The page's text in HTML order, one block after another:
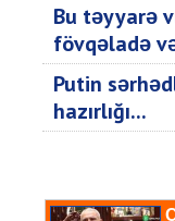
Bu təyyarə
fövqəladə
Putin
hazırlığı...